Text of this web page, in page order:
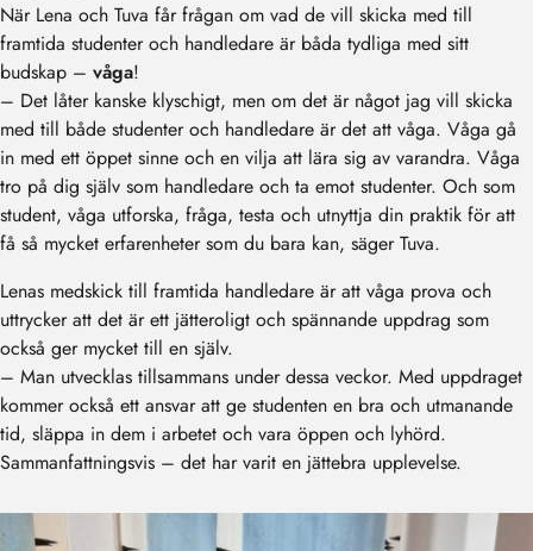
När Lena och Tuva får frågan om vad de vill skicka med till
framtida studenter och handledare är båda tydliga med sitt
budskap – våga!
– Det låter kanske klyschigt, men om det är något jag vill skicka
med till både studenter och handledare är det att våga. Våga gå
in med ett öppet sinne och en vilja att lära sig av varandra. Våga
tro på dig själv som handledare och ta emot studenter. Och som
student, våga utforska, fråga, testa och utnyttja din praktik för att
få så mycket erfarenheter som du bara kan, säger Tuva.
Lenas medskick till framtida handledare är att våga prova och
uttrycker att det är ett jätteroligt och spännande uppdrag som
också ger mycket till en själv.
– Man utvecklas tillsammans under dessa veckor. Med uppdraget
kommer också ett ansvar att ge studenten en bra och utmanande
tid, släppa in dem i arbetet och vara öppen och lyhörd.
Sammanfattningsvis – det har varit en jättebra upplevelse.